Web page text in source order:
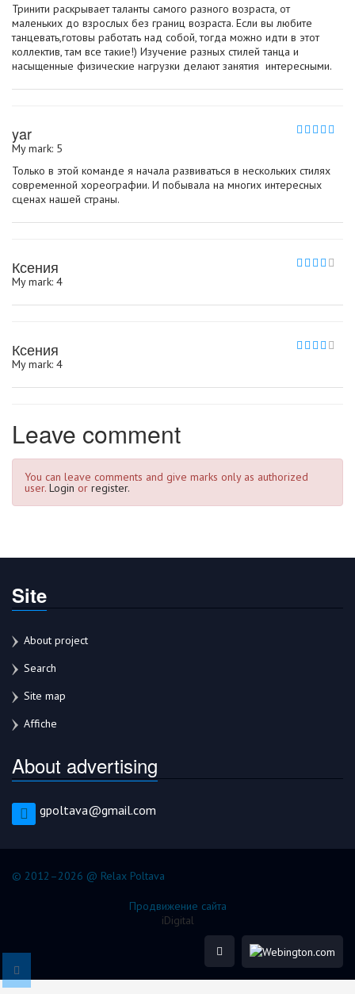
Тринити раскрывает таланты самого разного возраста, от
маленьких до взрослых без границ возраста. Если вы любите
танцевать,готовы работать над собой, тогда можно идти в этот
коллектив, там все такие!) Изучение разных стилей танца и
насыщенные физические нагрузки делают занятия интересными.
yar
My mark: 5
Только в этой команде я начала развиваться в нескольких стилях
современной хореографии. И побывала на многих интересных
сценах нашей страны.
Ксения
My mark: 4
Ксения
My mark: 4
Leave comment
You can leave comments and give marks only as authorized
user. Login or register.
Site
About project
Search
Site map
Affiche
About advertising
gpoltava@gmail.com
© 2012–2026 @ Relax Poltava
Продвижение сайта
iDigital